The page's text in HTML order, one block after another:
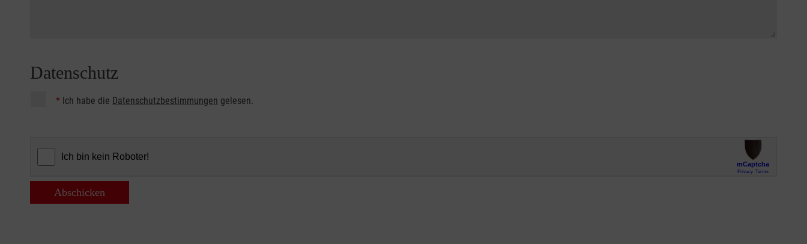
Datenschutz
* Ich habe die Datenschutzbestimmungen gelesen.
Abschicken